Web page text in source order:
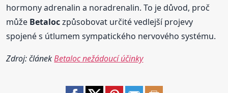
hormony adrenalin a noradrenalin. To je důvod, proč
může Betaloczpůsobovat určité vedlejší projevy
spojené s útlumem sympatického nervového systému.
Zdroj: článekBetaloc nežádoucí účinky